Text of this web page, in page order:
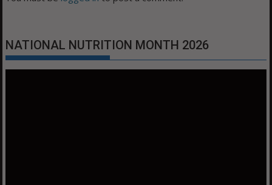
NATIONAL NUTRITION MONTH 2026